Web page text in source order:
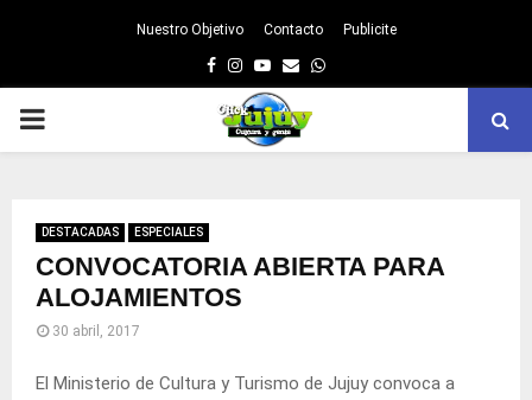
Nuestro Objetivo Contacto Publicite
Facebook
Instagram
Youtube
EmailWhatsapp
PRIMARY
DESTACADAS ESPECIALES
CONVOCATORIA ABIERTA​ PARA
ALOJAMIENTOS​
30 abril, 2017
El Ministerio de Cultura y Turismo de Jujuy convoca a